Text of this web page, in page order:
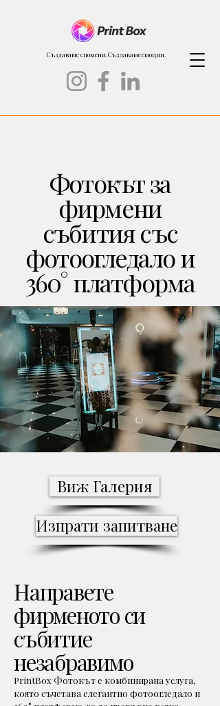
Създаваме спомени. Създаваме емоции.
Фотокът за
фирмени
събития със
фотоогледало и
360° платформа
Виж Галерия
Изпрати запитване
Направете
фирменото си
събитие
незабравимо
PrintBox Фотокът е комбинирана услуга,
която съчетава елегантно фотоогледало и